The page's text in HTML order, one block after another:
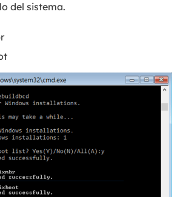
del sistema.